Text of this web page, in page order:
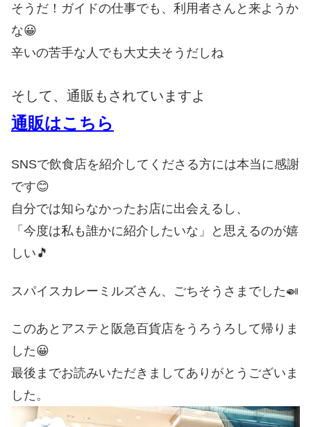
そうだ！ガイドの仕事でも、利用者さんと来ようか
な😀
辛いの苦手な人でも大丈夫そうだしね
そして、通販もされていますよ
通販はこちら
SNSで飲食店を紹介してくださる方には本当に感謝
です😊
自分では知らなかったお店に出会えるし、
「今度は私も誰かに紹介したいな」と思えるのが嬉
しい🎵
スパイスカレーミルズさん、ごちそうさまでした🍛
このあとアステと阪急百貨店をうろうろして帰りま
した😀
最後までお読みいただきましてありがとうございま
した。